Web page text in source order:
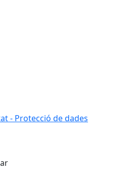
- Protecció de dades